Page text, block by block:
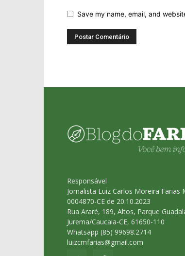
Save my name, email, and
Responsável
Jornalista Luiz Carlos Moreira Farias
0004870-CE de 20.10.2023
Rua Araré, 189, Altos, Parque
Jurema/Caucaia-CE, 61650-110
Whatsapp (85) 99698.2714
luizcmfarias@gmail.com